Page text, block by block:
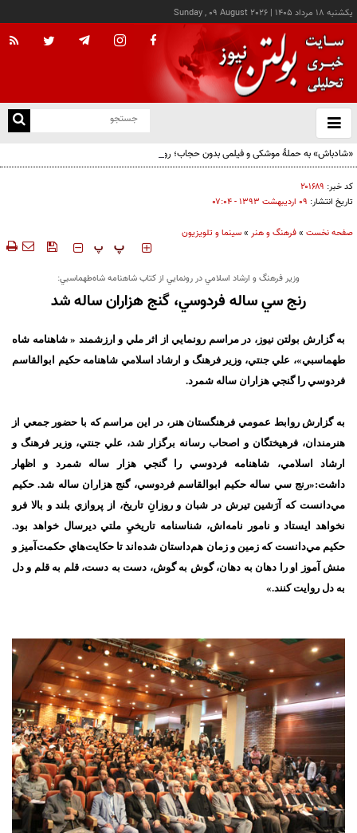
يکشنبه ۱۸ مرداد ۱۴۰۵ |
Sunday , 09 August 2026
باز
و
«شادباش» به حملۀ موشکی و فیلمی بدون حجاب؛ روایت تناقض‌های محسن قرایی
کد خبر: ۲۰۱۶۸۹
تاریخ انتشار: ۰۹ ارديبهشت ۱۳۹۳ - ۰۷:۰۴
صفحه نخست »فرهنگ و هنر »سینما و تلویزیون
‍‍‍ پ پ
وزير فرهنگ و ارشاد اسلامي در رونمايي از كتاب شاهنامه شاه‌طهماسبي:
رنج سي ساله فردوسي، گنج هزاران ساله شد
به گزارش بولتن نیوز، در مراسم رونمايي از اثر ملي و ارزشمند « شاهنامه شاه
طهماسبي»، علي جنتي، وزير فرهنگ و ارشاد اسلامي شاهنامه حكيم ابوالقاسم
فردوسي را گنجي هزاران ساله شمرد.
به گزارش روابط عمومي فرهنگستان هنر، در اين مراسم كه با حضور جمعي از
هنرمندان، فرهيختگان و اصحاب رسانه برگزار شد،‌ علي جنتي، وزير فرهنگ و
ارشاد اسلامي، شاهنامه فردوسي را گنجي هزار ساله شمرد و اظهار
داشت:«رنج سي ساله حكيم ابوالقاسم فردوسي، گنج هزاران ساله شد. حكيم
مي‌دانست كه آرَشين تيرش در شبان و روزانِِ تاريخ، از پروازي بلند و بالا فرو
نخواهد ايستاد و نامور نامه‌اش، شناسنامه تاريخيِ ملتي ديرسال خواهد بود.
حكيم مي‌دانست كه زمين و زمان هم‌داستان شده‌اند تا حكايت‌هاي حكمت‌آميز و
منش آموز او را دهان به دهان، گوش به گوش، دست به دست، قلم به قلم و دل
به دل روايت كنند.»